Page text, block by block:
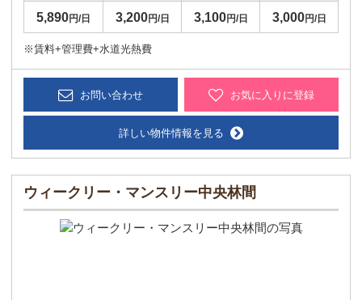
5,890円/日 3,200円/日 3,100円/日 3,000円/日
※賃料+管理費+水道光熱費
お問い合わせ お気に入りに登録
詳しい物件情報を見る
ウィークリー・マンスリー中央林間